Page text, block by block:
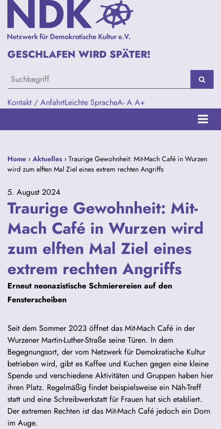
Kontakt / AnfahrtLeichte SpracheA- A A+
GESCHLAFEN WIRD SPÄTER!
Home › Aktuelles › Traurige Gewohnheit: Mit-Mach Café in Wurzen
wird zum elften Mal Ziel eines extrem rechten Angriffs
5. August 2024
Traurige Gewohnheit: Mit-
Mach Café in Wurzen wird
zum elften Mal Ziel eines
extrem rechten Angriffs
Erneut neonazistische Schmierereien auf den
Fensterscheiben
Seit dem Sommer 2023 öffnet das Mit-Mach Café in der
Wurzener Martin-Luther-Straße seine Türen. In dem
Begegnungsort, der vom Netzwerk für Demokratische Kultur
betrieben wird, gibt es Kaffee und Kuchen gegen eine kleine
Spende und verschiedene Aktivitäten und Gruppen haben hier
ihren Platz. Regelmäßig findet beispielsweise ein Näh-Treff
statt und eine Schreibwerkstatt für Frauen hat sich etabliert.
Der extremen Rechten ist das Mit-Mach Café jedoch ein Dorn
im Auge.